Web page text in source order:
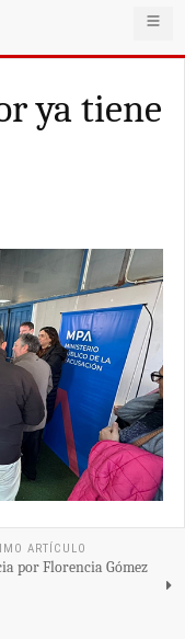
ya tiene
ARTÍCULO
por Florencia Gómez